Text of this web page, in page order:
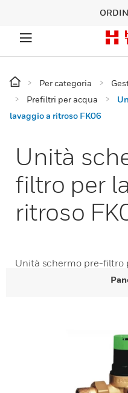
Per categoria
Prefiltri per acqua
lavaggio a ritroso FK06
Unità
filtro per
ritroso
Unità schermo pre-filtro